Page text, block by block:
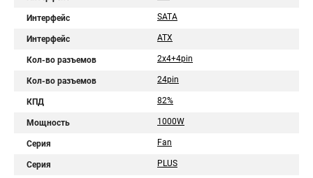
Интерфейс SATA
Интерфейс ATX
Кол-во разъемов 2x4+4pin
Кол-во разъемов 24pin
КПД 82%
Мощность 1000W
Серия Fan
Серия PLUS